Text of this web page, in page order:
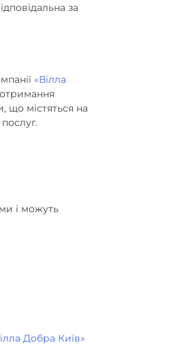
за
«Вілла
що містяться на
і можуть
Добра Київ»